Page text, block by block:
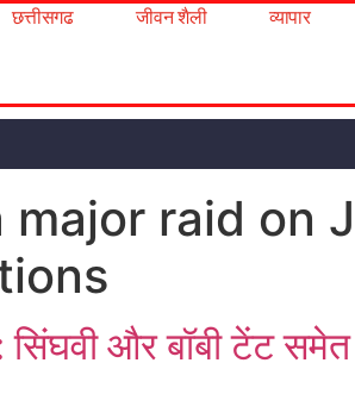
छत्तीसगढ जीवन शैली व्यापार
raid on
और बॉबी टेंट समेत